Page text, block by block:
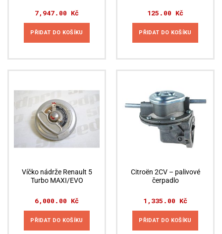
7,947.00 Kč
PŘIDAT DO KOŠÍKU
125.00 Kč
PŘIDAT DO KOŠÍKU
Víčko nádrže Renault 5
Turbo MAXI/EVO
6,000.00 Kč
PŘIDAT DO KOŠÍKU
Citroën 2CV – palivové
čerpadlo
1,335.00 Kč
PŘIDAT DO KOŠÍKU